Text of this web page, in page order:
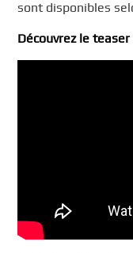
sont disponibles
Découvrez le teaser